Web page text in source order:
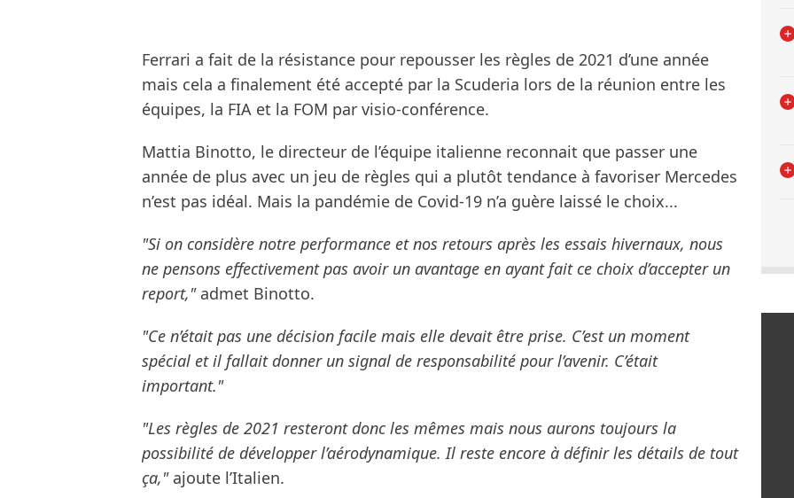
Ferrari a fait de la résistance pour repousser les règles de 2021 d’une année
mais cela a finalement été accepté par la Scuderia lors de la réunion entre les
équipes, la FIA et la FOM par visio-conférence.
Mattia Binotto, le directeur de l’équipe italienne reconnait que passer une
année de plus avec un jeu de règles qui a plutôt tendance à favoriser Mercedes
n’est pas idéal. Mais la pandémie de Covid-19 n’a guère laissé le choix...
"Si on considère notre performance et nos retours après les essais hivernaux, nous
ne pensons effectivement pas avoir un avantage en ayant fait ce choix d’accepter un
report,"admet Binotto.
"Ce n’était pas une décision facile mais elle devait être prise. C’est un moment
spécial et il fallait donner un signal de responsabilité pour l’avenir. C’était
important."
"Les règles de 2021 resteront donc les mêmes mais nous aurons toujours la
possibilité de développer l’aérodynamique. Il reste encore à définir les détails de tout
ça,"ajoute l’Italien.